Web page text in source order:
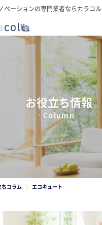
ベーションの専門業者ならカラコル
お役立ち情報
Column
ちコラム エコキュート